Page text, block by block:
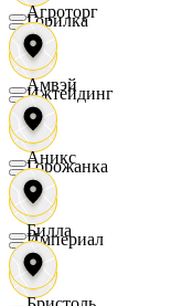
Горилка
Ижтейдинг
Горожанка
Империал
Агроторг
Амвэй
Аникс
Билла